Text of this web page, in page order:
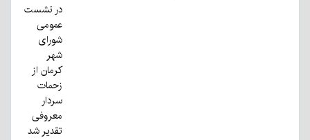
در نشست
عمومی
شورای
شهر
کرمان از
زحمات
سردار
معروفی
تقدیر شد